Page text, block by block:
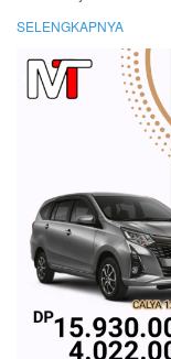
SELENGKAPNYA